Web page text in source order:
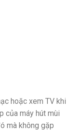
hoặc xem TV khi
của máy hút mùi
mà không gặp